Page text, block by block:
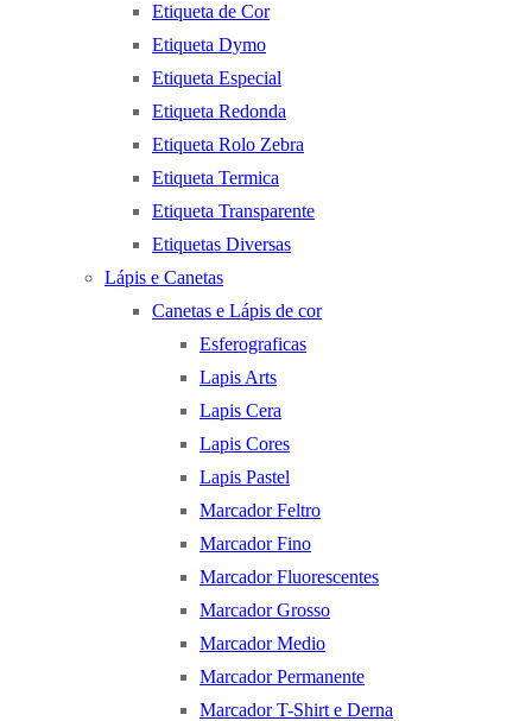
Etiqueta de Cor
Etiqueta Dymo
Etiqueta Especial
Etiqueta Redonda
Etiqueta Rolo Zebra
Etiqueta Termica
Etiqueta Transparente
Etiquetas Diversas
Lápis e Canetas
Canetas e Lápis de cor
Esferograficas
Lapis Arts
Lapis Cera
Lapis Cores
Lapis Pastel
Marcador Feltro
Marcador Fino
Marcador Fluorescentes
Marcador Grosso
Marcador Medio
Marcador Permanente
Marcador T-Shirt e Derna